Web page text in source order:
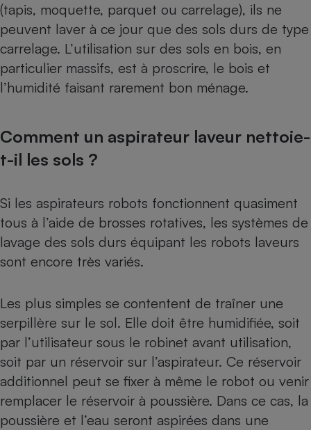
(tapis, moquette, parquet ou carrelage), ils ne
peuvent laver à ce jour que des sols durs de type
carrelage. L’utilisation sur des sols en bois, en
particulier massifs, est à proscrire, le bois et
l’humidité faisant rarement bon ménage.
Comment un aspirateur laveur nettoie-
t-il les sols ?
Si les aspirateurs robots fonctionnent quasiment
tous à l’aide de brosses rotatives, les systèmes de
lavage des sols durs équipant les robots laveurs
sont encore très variés.
Les plus simples se contentent de traîner une
serpillère sur le sol. Elle doit être humidifiée, soit
par l’utilisateur sous le robinet avant utilisation,
soit par un réservoir sur l’aspirateur. Ce réservoir
additionnel peut se fixer à même le robot ou venir
remplacer le réservoir à poussière. Dans ce cas, la
poussière et l’eau seront aspirées dans une